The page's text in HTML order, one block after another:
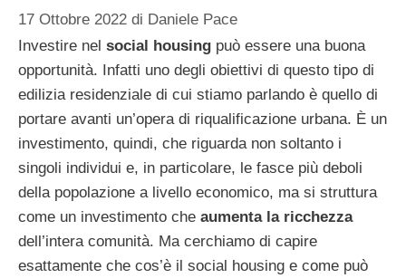
17 Ottobre 2022 di Daniele Pace
Investire nel social housing può essere una buona
opportunità. Infatti uno degli obiettivi di questo tipo di
edilizia residenziale di cui stiamo parlando è quello di
portare avanti un’opera di riqualificazione urbana. È un
investimento, quindi, che riguarda non soltanto i
singoli individui e, in particolare, le fasce più deboli
della popolazione a livello economico, ma si struttura
come un investimento che aumenta la ricchezza
dell’intera comunità. Ma cerchiamo di capire
esattamente che cos’è il social housing e come può